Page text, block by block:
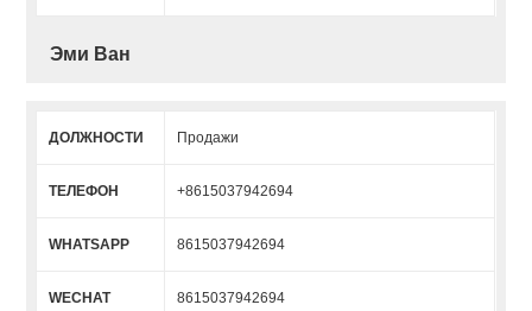
Эми Ван
ДОЛЖНОСТИ Продажи
ТЕЛЕФОН +8615037942694
WHATSAPP 8615037942694
WECHAT 8615037942694